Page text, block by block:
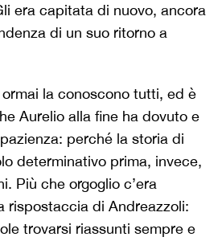
era capitata di nuovo, ancora
di un suo ritorno a
ormai la conoscono tutti, ed è
Aurelio alla fine ha dovuto e
perché la storia di
determinativo prima, invece,
Più che orgoglio c’era
rispostaccia di Andreazzoli:
trovarsi riassunti sempre e